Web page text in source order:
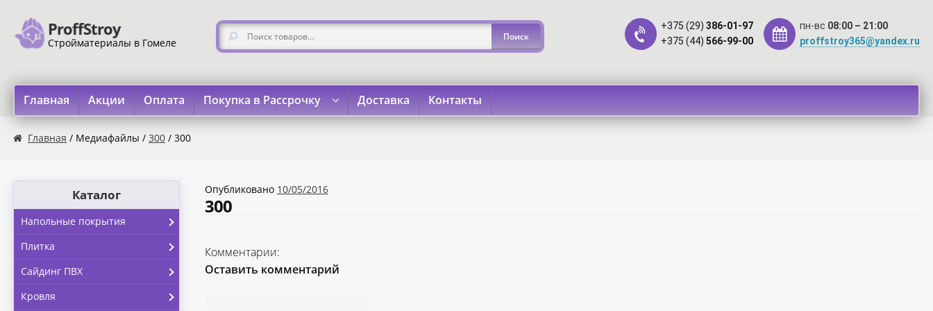
Перейти к навигации
Перейти к содержимому
ProffStroy
Стройматериалы в Гомеле
Искать: +375 (29) 386-01-97
+375 (44) 566-99-00
пн-вс 08:00 – 21:00
proffstroy365@yandex.ru
Главная Акции Оплата Покупка в Рассрочку Доставка Контакты
Главная «SMART Карта» «Карта FUN»
Главная / Медиафайлы /300 / 300
Опубликовано 10/05/2016
300
Комментарии:
Оставить комментарий
Каталог
Напольные покрытия
Плитка
Сайдинг ПВХ
Кровля